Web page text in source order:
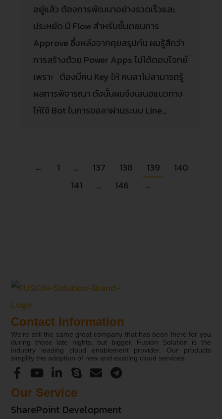
อยู่แล้ว ต้องการพัฒนาอย่างรวดเร็วและ
ประหยัด มี Flow สำหรับขั้นตอนการ
Approve ซึ่งหลังจากคุยสรุปกัน ผมรู้สึกว่า
การสร้างด้วย Power Apps ไม่ได้ตอบโจทย์
เพราะ ต้องมีคน Key ให้ คนลาไม่สามารถรู้
ผลการพิจารณา ดังนั้นผมจึงเสนอแนวทาง
ให้ใช้ Bot ในการขอลาผ่านระบบ Line…
← 1 … 137 138 139
140
141
… 146 →
Contact Information
We’re still the same great company that has been there for you
during those late nights, but bigger. Fusion Solution is the
industry leading cloud enablement provider. Our products
simplify the adoption of new and existing cloud services.
Our Service
SharePoint Development